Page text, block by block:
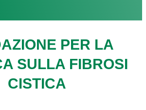
PER LA
SULLA FIBROSI
CISTICA